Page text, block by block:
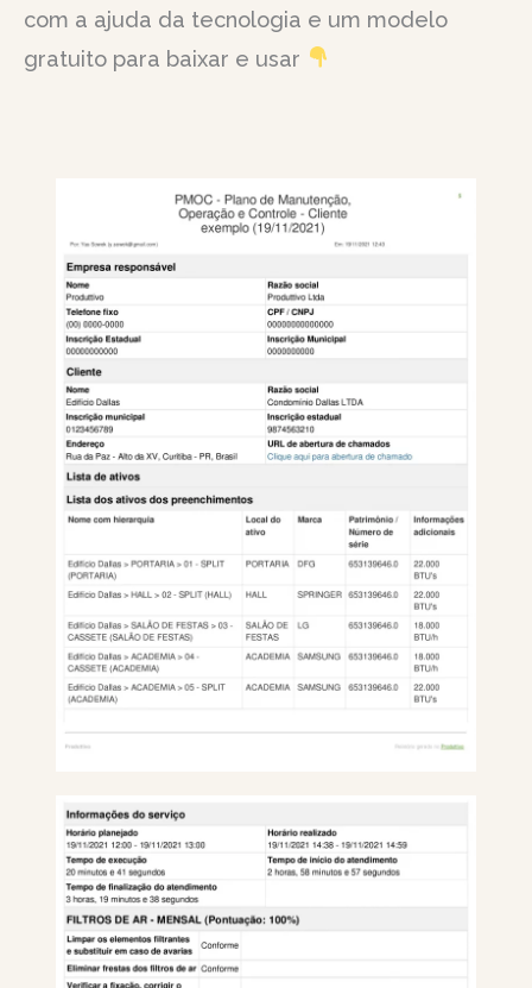
com a ajuda da tecnologia e um modelo
gratuito para baixar e usar